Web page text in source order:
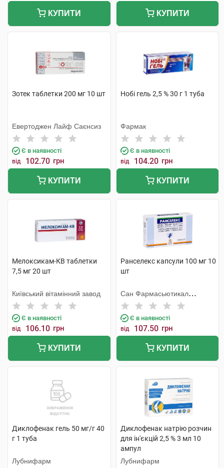
КУПИТИ КУПИТИ
Зотек таблетки 200 мг 10 шт
Евертоджен Лайф Саєнсиз
Є в наявності
від 102.70 грн
КУПИТИ
Нобі гель 2,5 % 30 г 1 туба
Фармак
Є в наявності
від 104.20 грн
КУПИТИ
Мелоксикам-КВ таблетки
7,5 мг 20 шт
Київський вітамінний завод
Є в наявності
від 106.10 грн
КУПИТИ
Ранселекс капсули 100 мг 10
шт
Сан Фармасьютикал
Індастріз
Є в наявності
від 107.50 грн
КУПИТИ
Диклофенак гель 50 мг/г 40
г 1 туба
Лубнифарм
Диклофенак натрію розчин
для ін'єкцій 2,5 % 3 мл 10
ампул
Лубнифарм